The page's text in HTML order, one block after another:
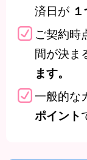
お借入時
の
必要書類
本人
カ
か
所得
書
最
済日が
ご契約時
間が決ま
ます。
一般的な
ポイント